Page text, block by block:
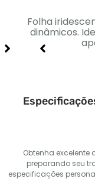
Folha
dinâmicos.
Obtenha
preparando seu
especificações